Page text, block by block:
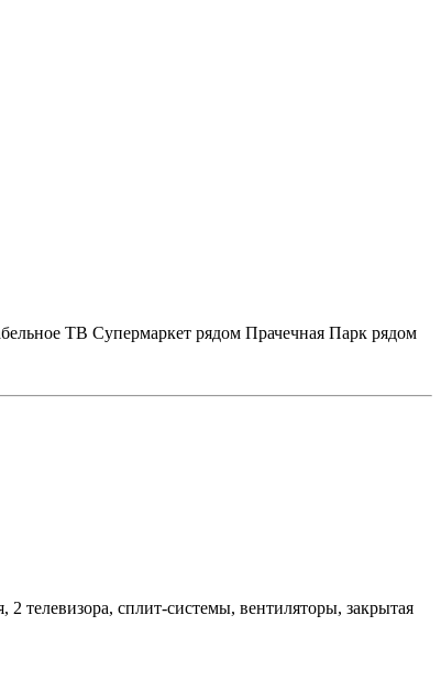
ТВ Супермаркет рядом Прачечная Парк рядом
телевизора, сплит-системы, вентиляторы, закрытая